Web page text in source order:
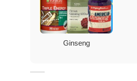
Ginseng